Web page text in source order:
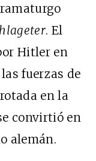
. El
Hitler en
fuerzas de
en la
convirtió en
alemán.